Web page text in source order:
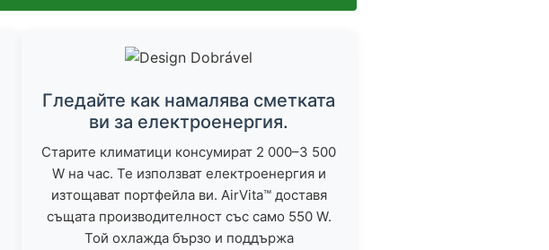
Гледайте как намалява сметката
ви за електроенергия.
Старите климатици консумират 2 000–3 500
W на час. Те използват електроенергия и
изтощават портфейла ви. AirVita™ доставя
същата производителност със само 550 W.
Той охлажда бързо и поддържа